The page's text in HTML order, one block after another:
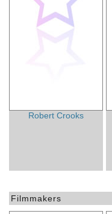
Robert Crooks
Filmmakers